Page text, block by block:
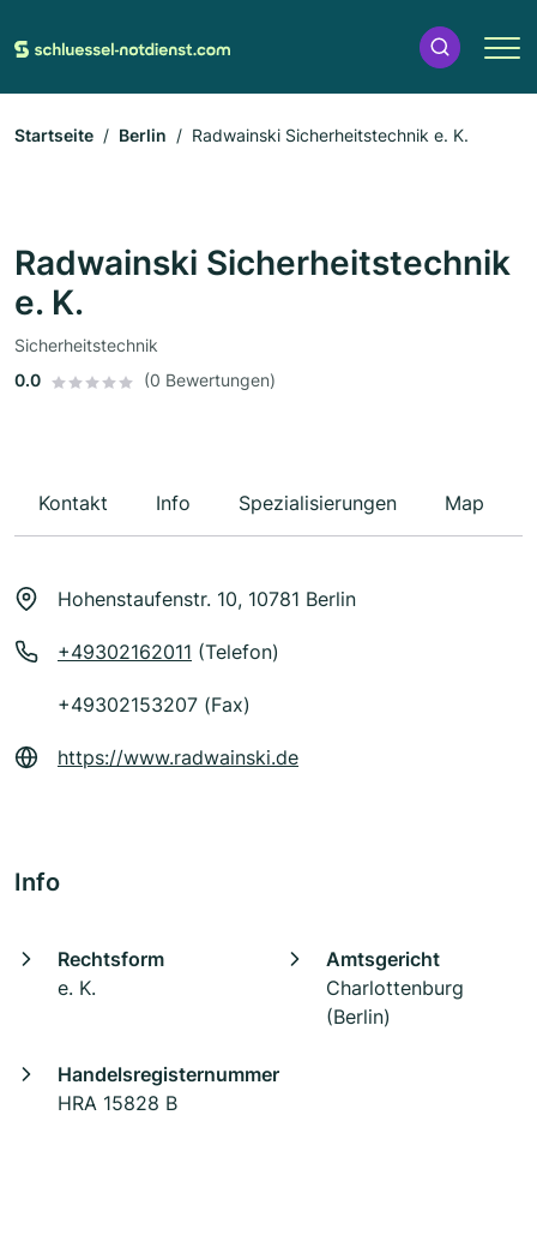
Startseite Berlin Radwainski Sicherheitstechnik e. K.
Radwainski Sicherheitstechnik
e. K.
Sicherheitstechnik
0.0
(0 Bewertungen)
Kontakt Info Spezialisierungen Map
Hohenstaufenstr. 10, 10781 Berlin
+49302162011 (Telefon)
+49302153207 (Fax)
https://www.radwainski.de
Info
Rechtsform
e. K.
Amtsgericht
Charlottenburg
(Berlin)
Handelsregisternummer
HRA 15828 B